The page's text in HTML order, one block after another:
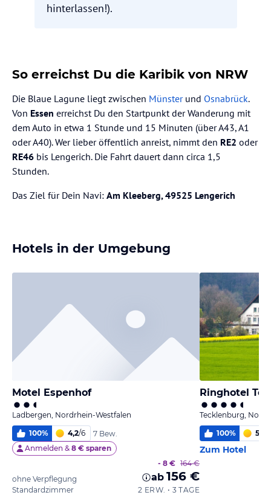
hinterlassen!).
So erreichst Du die Karibik von NRW
Die Blaue Lagune liegt zwischen Münsterund Osnabrück.
Von Essen erreichst Du den Startpunkt der Wanderung mit
dem Auto in etwa 1 Stunde und 15 Minuten (über A43, A1
oder A40). Wer lieber öffentlich anreist, nimmt den RE2 oder
RE46 bis Lengerich. Die Fahrt dauert dann circa 1,5
Stunden.
Das Ziel für Dein Navi: Am Kleeberg, 49525 Lengerich
Hotels in der Umgebung
Motel Espenhof
Ladbergen, Nordrhein-Westfalen
100% 4,2/6
7 Bew.
Anmelden & 8 € sparen
ohne Verpflegung
Standardzimmer
- 8 € 164 €
ab 156 €
2 ERW. • 3 TAGE
Ringhotel
Tecklenburg,
100% 5,7
Zum Hotel